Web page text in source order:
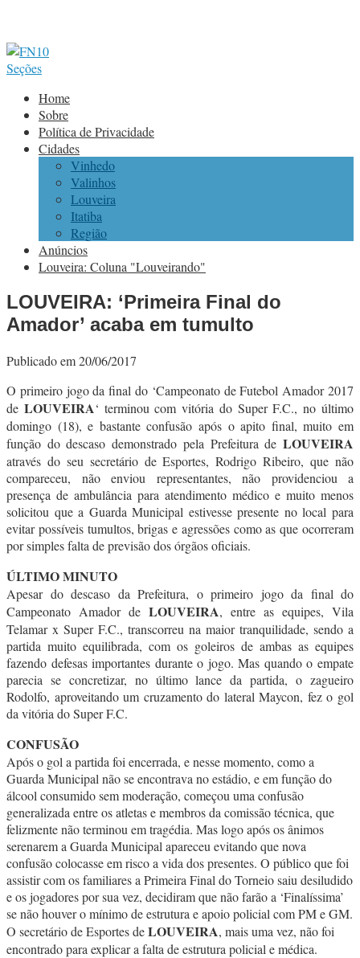
Seções
Home
Sobre
Política de Privacidade
Cidades
Vinhedo
Valinhos
Louveira
Itatiba
Região
Anúncios
Louveira: Coluna "Louveirando"
LOUVEIRA: ‘Primeira Final do
Amador’ acaba em tumulto
Publicado em 20/06/2017
O primeiro jogo da final do ‘Campeonato de Futebol Amador 2017
de LOUVEIRA‘ terminou com vitória do Super F.C., no último
domingo (18), e bastante confusão após o apito final, muito em
função do descaso demonstrado pela Prefeitura de LOUVEIRA
através do seu secretário de Esportes, Rodrigo Ribeiro, que não
compareceu, não enviou representantes, não providenciou a
presença de ambulância para atendimento médico e muito menos
solicitou que a Guarda Municipal estivesse presente no local para
evitar possíveis tumultos, brigas e agressões como as que ocorreram
por simples falta de previsão dos órgãos oficiais.
ÚLTIMO MINUTO
Apesar do descaso da Prefeitura, o primeiro jogo da final do
Campeonato Amador de LOUVEIRA, entre as equipes, Vila
Telamar x Super F.C., transcorreu na maior tranquilidade, sendo a
partida muito equilibrada, com os goleiros de ambas as equipes
fazendo defesas importantes durante o jogo. Mas quando o empate
parecia se concretizar, no último lance da partida, o zagueiro
Rodolfo, aproveitando um cruzamento do lateral Maycon, fez o gol
da vitória do Super F.C.
CONFUSÃO
Após o gol a partida foi encerrada, e nesse momento, como a
Guarda Municipal não se encontrava no estádio, e em função do
álcool consumido sem moderação, começou uma confusão
generalizada entre os atletas e membros da comissão técnica, que
felizmente não terminou em tragédia. Mas logo após os ânimos
serenarem a Guarda Municipal apareceu evitando que nova
confusão colocasse em risco a vida dos presentes. O público que foi
assistir com os familiares a Primeira Final do Torneio saiu desiludido
e os jogadores por sua vez, decidiram que não farão a ‘Finalíssima’
se não houver o mínimo de estrutura e apoio policial com PM e GM.
O secretário de Esportes deLOUVEIRA, mais uma vez, não foi
encontrado para explicar a falta de estrutura policial e médica.